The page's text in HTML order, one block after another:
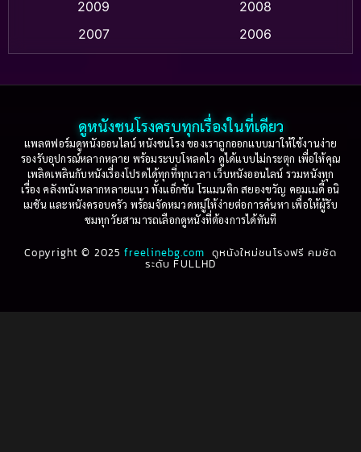
Based on a True Story เรื่องจริง(75)
Based on Novel(16)
Betrayal(1)
Biography(3)
2009
2008
2007
2006
2003
2002
2001
2000
1999
1998
1997
1996
1995
1994
1993
1992
1991
1990
ดูหนังชนโรงครบทุกเรื่องในที่เดียว
แพลตฟอร์มดูหนังออนไลน์ หนังชนโรง ของเราถูกออกแบบมาให้ใช้งานง่าย
รองรับอุปกรณ์หลากหลาย พร้อมระบบโหลดไว ดูได้แบบไม่กระตุก เพื่อให้คุณ
เพลิดเพลินกับหนังเรื่องโปรดได้ทุกที่ทุกเวลา เว็บหนังออนไลน์ รวมหนังทุก
เรื่อง คลังหนังหลากหลายแนว ทั้งแอ็กชัน โรแมนติก สยองขวัญ คอมเมดี้ อนิ
เมชัน และหนังครอบครัว พร้อมจัดหมวดหมู่ให้ง่ายต่อการค้นหา เพื่อให้ผู้รับ
ชมทุกวัยสามารถเลือกดูหนังที่ต้องการได้ทันที
Copyright © 2025freelinebg.com ดูหนังใหม่ชนโรงฟรี คมชัด
ระดับ FULLHD